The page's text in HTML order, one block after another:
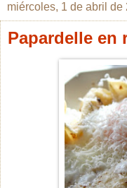
miércoles, 1 de abril de
Papardelle en